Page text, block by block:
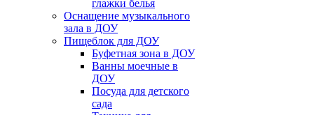
глажки белья
Оснащение музыкального
зала в ДОУ
Пищеблок для ДОУ
Буфетная зона в ДОУ
Ванны моечные в
ДОУ
Посуда для детского
сада